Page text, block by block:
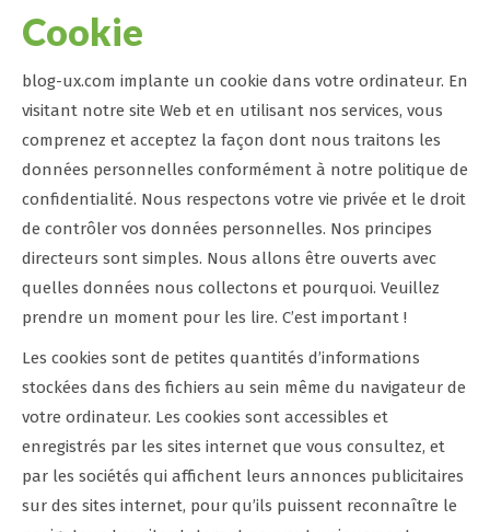
Cookie
blog-ux.com implante un cookie dans votre ordinateur. En
visitant notre site Web et en utilisant nos services, vous
comprenez et acceptez la façon dont nous traitons les
données personnelles conformément à notre politique de
confidentialité. Nous respectons votre vie privée et le droit
de contrôler vos données personnelles. Nos principes
directeurs sont simples. Nous allons être ouverts avec
quelles données nous collectons et pourquoi. Veuillez
prendre un moment pour les lire. C’est important !
Les cookies sont de petites quantités d’informations
stockées dans des fichiers au sein même du navigateur de
votre ordinateur. Les cookies sont accessibles et
enregistrés par les sites internet que vous consultez, et
par les sociétés qui affichent leurs annonces publicitaires
sur des sites internet, pour qu’ils puissent reconnaître le